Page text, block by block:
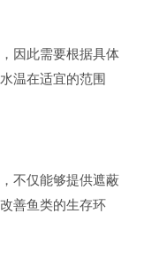
因此需要根据具体
温在适宜的范围
不仅能够提供遮蔽
善鱼类的生存环